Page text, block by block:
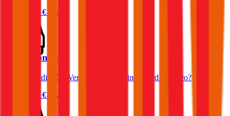
€ 90,41
Ford Mondeo
Was kostet die Kfz-Versicherung für einen Ford Mondeo?
€ 58,25